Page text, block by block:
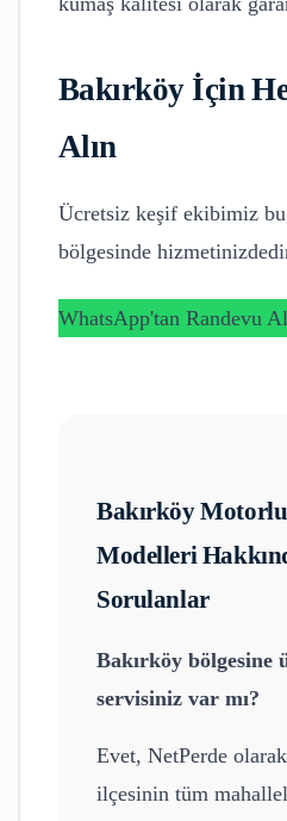
Bakırköyİçin
Alın
Ücretsiz keşif ekibimiz
bölgesinde
WhatsApp'tan Randevu Al
Bakırköy
Modelleri
Sorulanlar
Bakırköy bölgesine
servisiniz var mı?
Evet, NetPerde olarak
ilçesinin tüm